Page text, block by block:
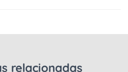
relacionadas